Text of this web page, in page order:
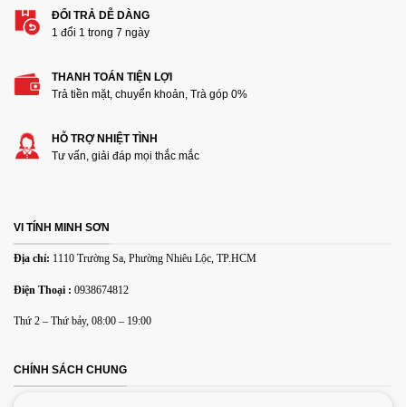
Thêm ảnh đánh giá
Email *
Lưu tên của tôi, email, và trang web trong trình duyệt này
ĐỔI TRẢ DỄ DÀNG
1 đổi 1 trong 7 ngày
THANH TOÁN TIỆN LỢI
Trả tiền mặt, chuyển khoản, Trà góp 0%
HỖ TRỢ NHIỆT TÌNH
Tư vấn, giải đáp mọi thắc mắc
VI TÍNH MINH SƠN
Địa chỉ: 1110 Trường Sa, Phường Nhiêu Lộc, TP.HCM
Điện Thoại : 0938674812
Thứ 2 – Thứ bảy, 08:00 – 19:00
CHÍNH SÁCH CHUNG